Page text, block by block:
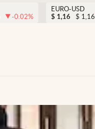
-0.02%
EURO-USD
$ 1,16 $ 1,16